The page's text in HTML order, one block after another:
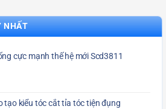
NHẤT
cực mạnh thế hệ mới Scd3811
tạo kiểu tóc cắt tỉa tóc tiện đụng